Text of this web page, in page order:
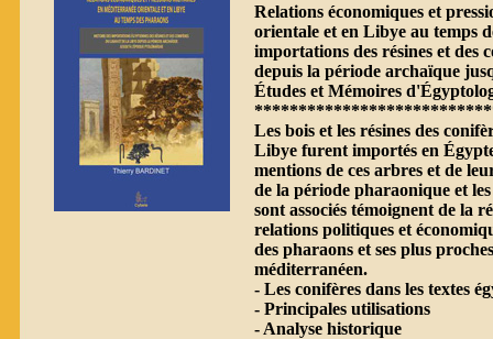
Relations économiques et
orientale et en Libye au temps
importations des résines et des
depuis la période archaïque
Études et Mémoires
Les bois et les résines des
Libye furent importés en
mentions de ces arbres et de
de la période pharaonique et
sont associés témoignent de la
relations politiques et
des pharaons et ses plus
méditerranéen.
- Les conifères dans les textes
- Principales utilisations
- Analyse historique